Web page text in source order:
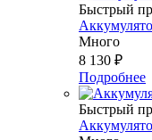
Быстрый
Много
8 130 ₽
Подробнее
Быстрый